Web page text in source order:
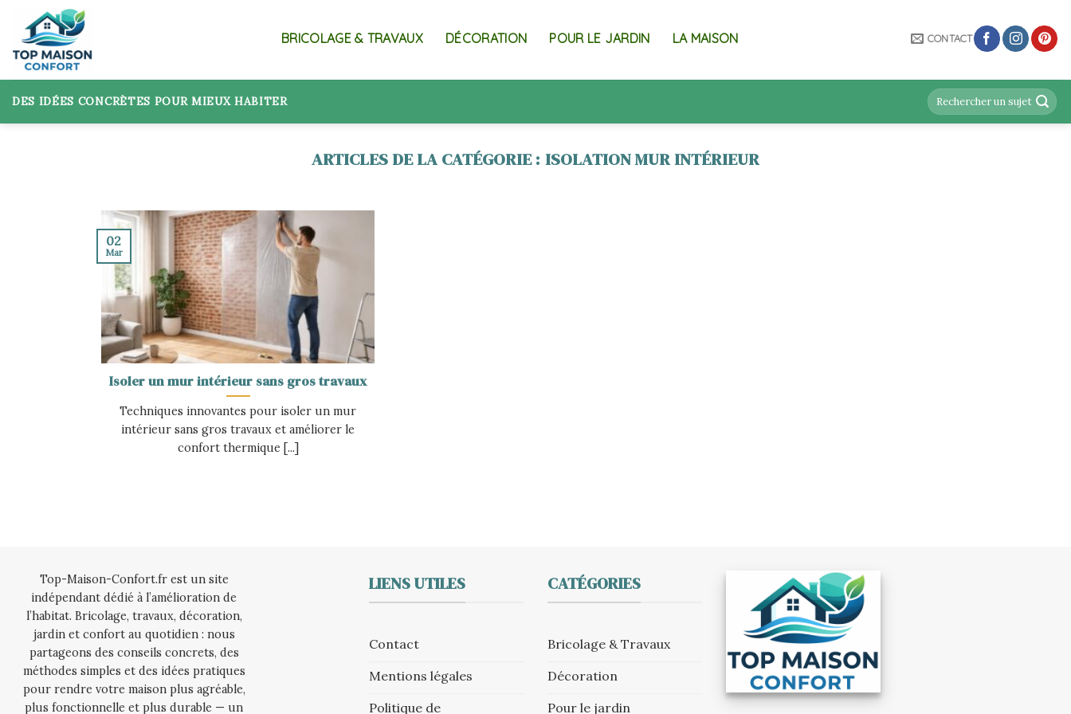
content
BRICOLAGE & TRAVAUX DÉCORATION POUR LE JARDIN LA MAISON CONTACT
DES IDÉES CONCRÈTES POUR MIEUX HABITER
ISOLATION MUR INTÉRIEUR
Isoler un mur intérieur sans gros travaux
Techniques innovantes pour isoler un mur
intérieur sans gros travaux et améliorer le
confort thermique [...]
02
Mar
Top-Maison-Confort.fr est un site
indépendant dédié à l’amélioration de
l’habitat. Bricolage, travaux, décoration,
jardin et confort au quotidien : nous
partageons des conseils concrets, des
méthodes simples et des idées pratiques
pour rendre votre maison plus agréable,
plus fonctionnelle et plus durable — un
LIENS UTILES
Contact
Mentions légales
Politique de
CATÉGORIES
Bricolage & Travaux
Décoration
Pour le jardin